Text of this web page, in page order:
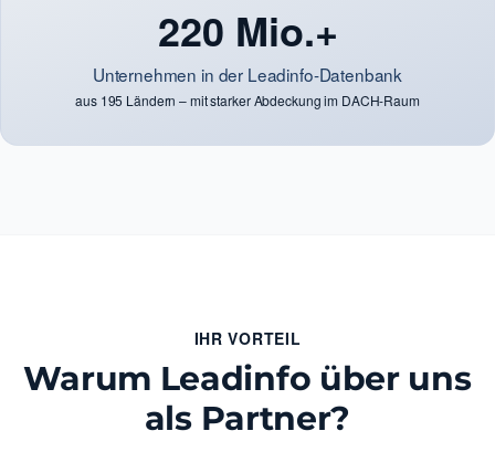
220 Mio.+
Unternehmen in der Leadinfo-Datenbank
aus 195 Ländern – mit starker Abdeckung im DACH-Raum
IHR VORTEIL
Warum Leadinfo über uns
als Partner?